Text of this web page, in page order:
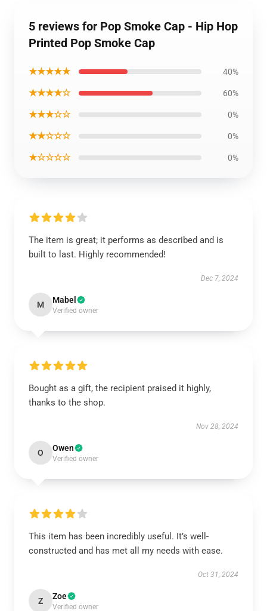
5 reviews for Pop Smoke Cap - Hip Hop
Printed Pop Smoke Cap
★★★★★ 40%
★★★★☆ 60%
★★★☆☆ 0%
★★☆☆☆ 0%
★☆☆☆☆ 0%
The item is great; it performs as described and is
built to last. Highly recommended!
Dec 7, 2024
M Mabel
Verified owner
Bought as a gift, the recipient praised it highly,
thanks to the shop.
Nov 28, 2024
O Owen
Verified owner
This item has been incredibly useful. It’s well-
constructed and has met all my needs with ease.
Oct 31, 2024
Z Zoe
Verified owner